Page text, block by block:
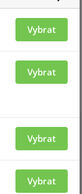
Vybrat
Vybrat
Vybrat
Vybrat